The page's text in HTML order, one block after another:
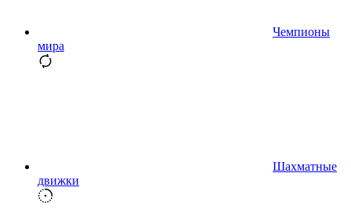
Чемпионы
мира
Шахматные
движки